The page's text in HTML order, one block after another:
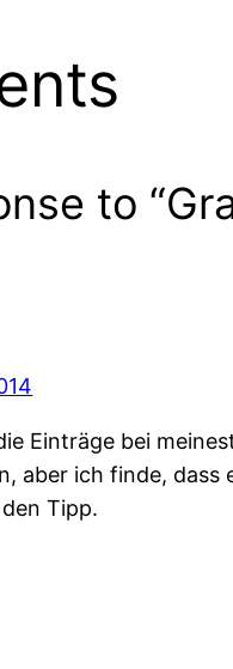
to
Einträge bei
aber ich finde, dass
Tipp.